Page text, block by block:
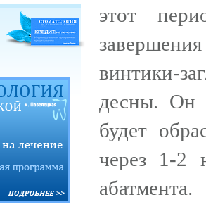
этот
винтики-
десны. Он
будет
через 1-2
абатмента.